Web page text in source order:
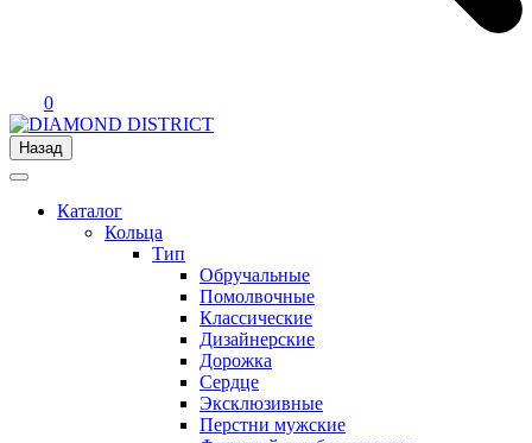
0
Назад
Каталог
Кольца
Тип
Обручальные
Помолвочные
Классические
Дизайнерские
Дорожка
Сердце
Эксклюзивные
Перстни мужские